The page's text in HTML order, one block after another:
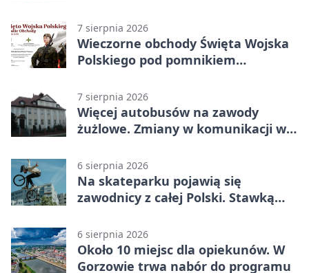
7 sierpnia 2026
Wieczorne obchody Święta Wojska
Polskiego pod pomnikiem
7 sierpnia 2026
Więcej autobusów na zawody
żużlowe. Zmiany w komunikacji w
6 sierpnia 2026
Na skateparku pojawią się
zawodnicy z całej Polski. Stawką
6 sierpnia 2026
Około 10 miejsc dla opiekunów. W
Gorzowie trwa nabór do programu